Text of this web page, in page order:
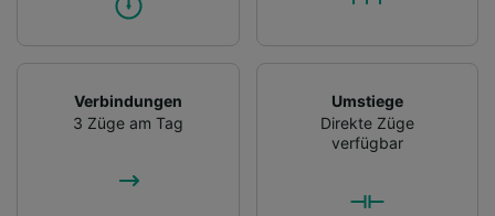
Verbindungen
3 Züge am Tag
Umstiege
Direkte Züge
verfügbar